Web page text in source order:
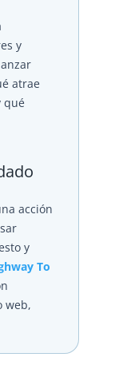
y
atrae
qué
acción
y
To
web,